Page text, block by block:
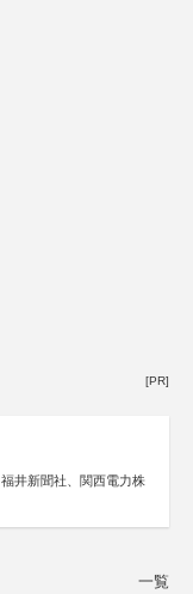
[PR]
井新聞社、関西電力株
一覧